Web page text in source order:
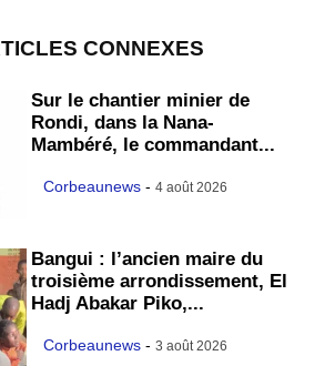
CONNEXES
Sur le chantier minier de
Rondi, dans la Nana-
Mambéré, le commandant...
Corbeaunews - 4 août 2026
Bangui : l’ancien maire du
troisième arrondissement, El
Hadj Abakar Piko,...
Corbeaunews - 3 août 2026